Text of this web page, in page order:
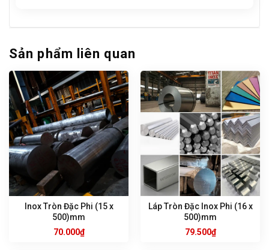
Sản phẩm liên quan
Inox Tròn Đặc Phi (15 x
500)mm
70.000₫
Láp Tròn Đặc Inox Phi (16 x
500)mm
79.500₫